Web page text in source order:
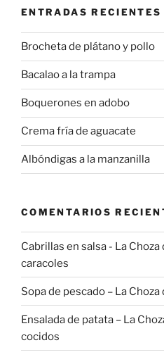
ENTRADAS RECIENTES
Brocheta de plátano y pollo
Bacalao a la trampa
Boquerones en adobo
Crema fría de aguacate
Albóndigas a la manzanilla
COMENTARIOS
Cabrillas en salsa - La Choza
caracoles
Sopa de pescado – La
Ensalada de patata – La
cocidos